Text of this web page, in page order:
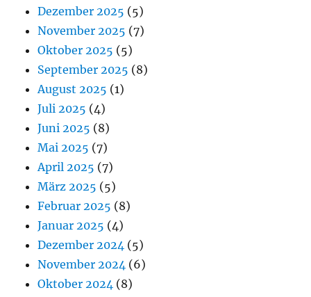
Dezember 2025 (5)
November 2025 (7)
Oktober 2025 (5)
September 2025 (8)
August 2025 (1)
Juli 2025 (4)
Juni 2025 (8)
Mai 2025 (7)
April 2025 (7)
März 2025 (5)
Februar 2025 (8)
Januar 2025 (4)
Dezember 2024 (5)
November 2024 (6)
Oktober 2024 (8)